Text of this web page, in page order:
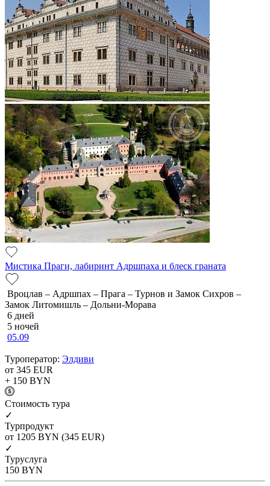
Мистика Праги, лабиринт Адршпаха и блеск граната
Вроцлав – Адршпах – Прага – Турнов и Замок Сихров –
Замок Литомишль – Дольни-Морава
6 дней
5 ночей
05.09
Туроператор: Элдиви
от 345 EUR
+ 150 BYN
Cтоимость тура
✓
Турпродукт
от 1205 BYN (345 EUR)
✓
Туруслуга
150 BYN